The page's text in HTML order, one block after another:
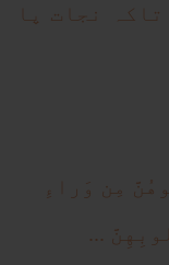
نجات پا
مِن وَراءِ
...